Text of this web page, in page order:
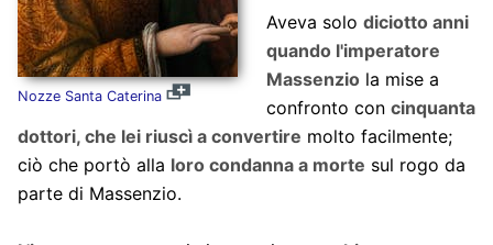
Nozze Santa Caterina
Aveva solo diciotto anni
quando l'imperatore
Massenziola mise a
confronto con cinquanta
dottori, che lei riuscì a convertire molto facilmente;
ciò che portò alla loro condanna a morte sul rogo da
parte di Massenzio.